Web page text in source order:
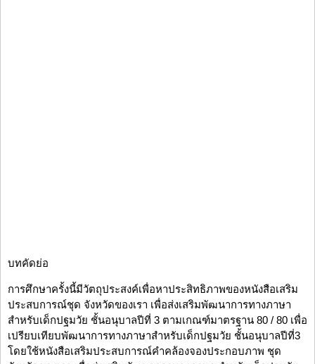
บทคัดย่อ
การศึกษาครั้งนี้มีวัตถุประสงค์เพื่อหาประสิทธิภาพของหนังสือเสริม
ประสบการณ์ชุด จังหวัดของเรา เพื่อส่งเสริมพัฒนาการทางภาษา
สำหรับเด็กปฐมวัย ชั้นอนุบาลปีที่ 3 ตามเกณฑ์มาตรฐาน 80 / 80 เพื่อ
เปรียบเทียบพัฒนาการทางภาษาสำหรับเด็กปฐมวัย ชั้นอนุบาลปีที่3
โดยใช้หนังสือเสริมประสบการณ์คำคล้องจองประกอบภาพ ชุด